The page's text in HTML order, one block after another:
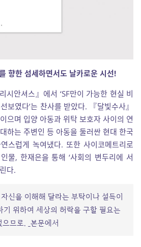
향한 섬세하면서도 날카로운 시선!
시안셔스』에서 ‘SF만이 가능한 현실 비
보였다’는 찬사를 받았다. 『달빛수사』
으며 입양 아동과 위탁 보호자 사이의 연
하는 주변인 등 아동을 둘러싼 현대 한국
스럽게 녹여냈다. 또한 사이코메트리로
물, 한재은을 통해 ‘사회의 변두리에 서
다.
신을 이해해 달라는 부탁이나 설득이
기 위하여 세상의 허락을 구할 필요는
으므로. _본문에서